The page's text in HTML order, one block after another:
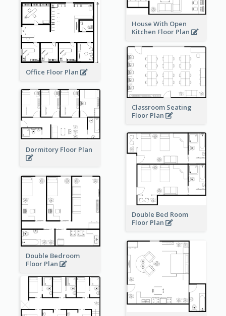
House With Open
Kitchen Floor Plan
Office Floor Plan
Classroom Seating
Floor Plan
Dormitory Floor Plan
Double Bed Room
Floor Plan
Double Bedroom
Floor Plan